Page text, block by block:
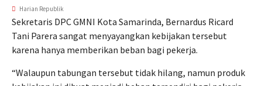
Harian Republik
Sekretaris DPC GMNI Kota Samarinda, Bernardus Ricard
Tani Parera sangat menyayangkan kebijakan tersebut
karena hanya memberikan beban bagi pekerja.
“Walaupun tabungan tersebut tidak hilang, namun produk